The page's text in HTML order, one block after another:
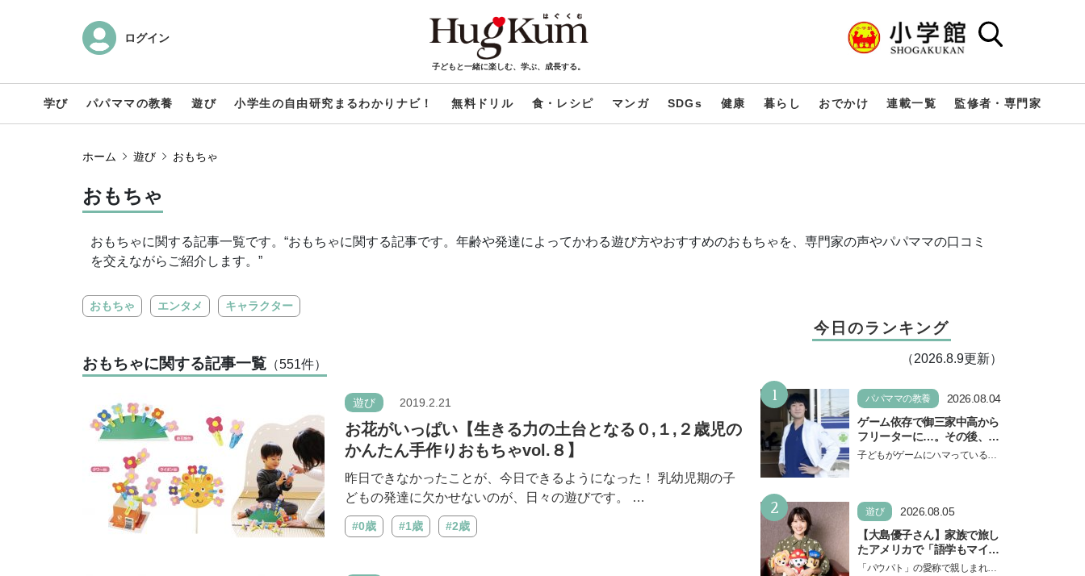
ログイン
子どもと一緒に楽しむ、学ぶ、成長する。
学び パパママの教養 遊び 小学生の自由研究まるわかりナビ！ 無料ドリル 食・レシピ マンガ SDGs 健康 暮らし おでかけ 連載一覧 監修者・専門家
ホーム 遊び おもちゃ
おもちゃ
おもちゃに関する記事一覧です。“おもちゃに関する記事です。年齢や発達によってかわる遊び方やおすすめのおもちゃを、専門家の声やパパママの口コミ
を交えながらご紹介します。”
おもちゃ エンタメ キャラクター
おもちゃに関する記事一覧 （551件）
遊び 2019.2.21
お花がいっぱい【生きる力の土台となる０,１,２歳児の
かんたん手作りおもちゃvol.８】
昨日できなかったことが、今日できるようになった！ 乳幼児期の子
どもの発達に欠かせないのが、日々の遊びです。 …
#0歳 #1歳 #2歳
今日のランキング
（2026.8.9更新）
1 パパママの教養
2026.08.04
ゲーム依存で御三家中高から
フリーターに…。その後、医
学部へ逆転合格した現役医師
子どもがゲームにハマっている
2 遊び
2026.08.05
【大島優子さん】家族で旅し
たアメリカで「語学もマイン
ドも！ 子どもの成長はすごか
「パウパト」の愛称で親しまれる